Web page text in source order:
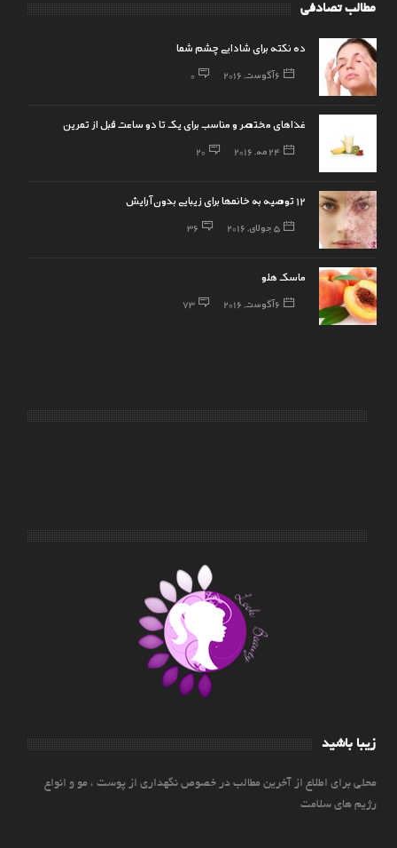
مطالب تصادفی
ده نکته برای شادابی چشم شما
6 آگوست, 2016 0
غذاهای مختصر و مناسب برای یک تا دو ساعت قبل از تمرین
24 مه, 2016 20
12 توصیه به خانمها برای زیبایی بدون آرایش
5 جولای, 2016 36
ماسک هلو
6 آگوست, 2016 73
زیبا باشید
محلی برای اطلاع از آخرین مطالب در خصوص نگهداری از پوست ، مو و انواع
رژیم های سلامت